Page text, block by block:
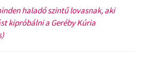
haladó szintű lovasnak, aki
kipróbálni a Geréby Kúria